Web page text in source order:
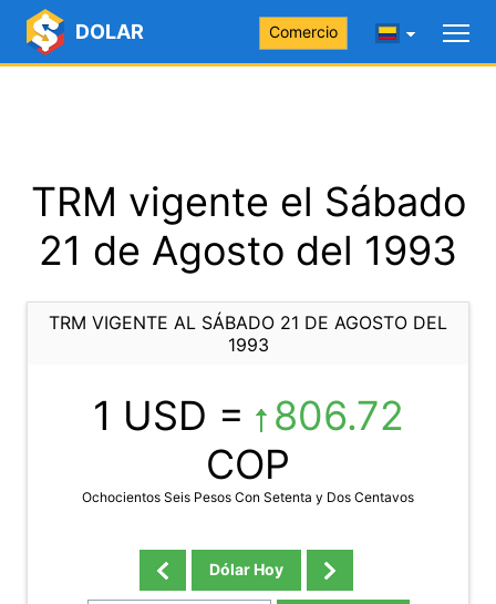
DOLAR Comercio
TRM vigente el Sábado
21 de Agosto del 1993
TRM VIGENTE AL SÁBADO 21 DE AGOSTO DEL
1993
1 USD =
806.72
COP
Ochocientos Seis Pesos Con Setenta y Dos Centavos
Dólar Hoy